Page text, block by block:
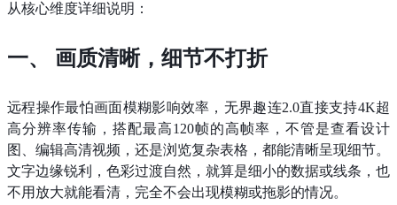
从核心维度详细说明：​
一、 画质清晰，细节不打折​
远程操作最怕画面模糊影响效率，无界趣连2.0直接支持4K超
高分辨率传输，搭配最高120帧的高帧率，不管是查看设计
图、编辑高清视频，还是浏览复杂表格，都能清晰呈现细节。
文字边缘锐利，色彩过渡自然，就算是细小的数据或线条，也
不用放大就能看清，完全不会出现模糊或拖影的情况。​